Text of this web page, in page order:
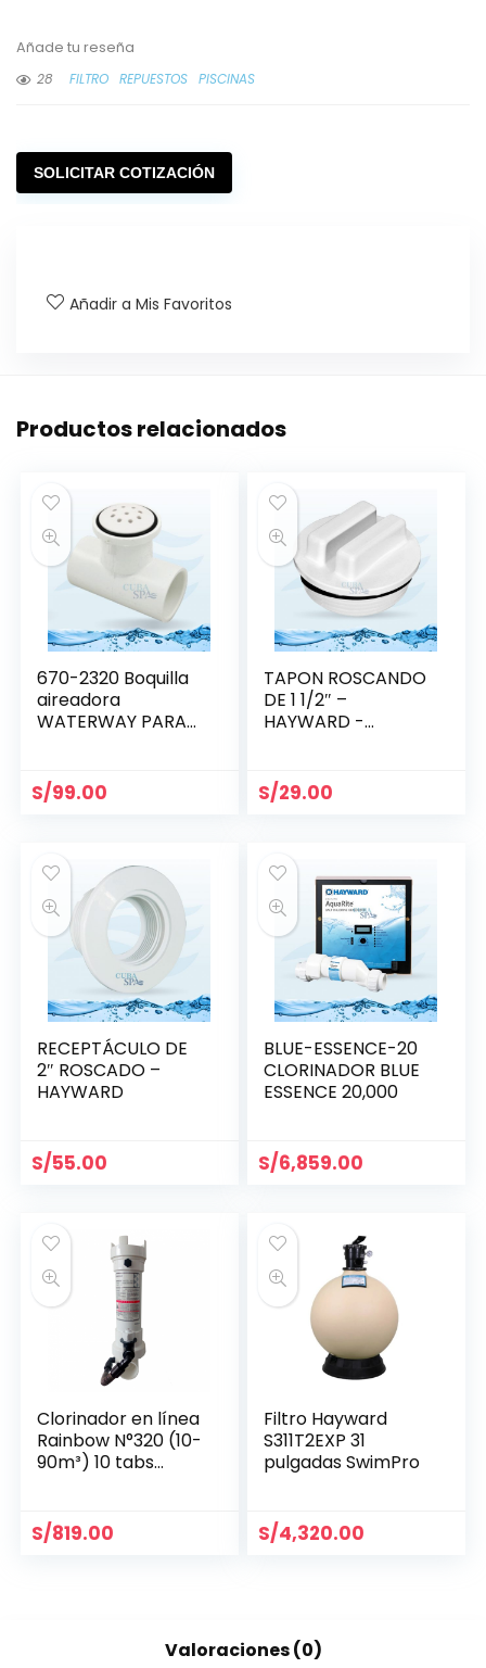
Añade tu reseña
28
FILTRO REPUESTOS PISCINAS
SOLICITAR COTIZACIÓN
Añadir a Mis Favoritos
Productos relacionados
670-2320 Boquilla
aireadora
WATERWAY PARA
S/99.00
TAPON ROSCANDO
DE 1 1/2″ –
HAYWARD -
S/29.00
RECEPTÁCULO DE
2″ ROSCADO –
HAYWARD
S/55.00
BLUE-ESSENCE-20
CLORINADOR BLUE
ESSENCE 20,000
S/6,859.00
Clorinador en línea
Rainbow N°320 (10-
90m³) 10 tabs
S/819.00
Filtro Hayward
S311T2EXP 31
pulgadas SwimPro
S/4,320.00
Valoraciones (0)